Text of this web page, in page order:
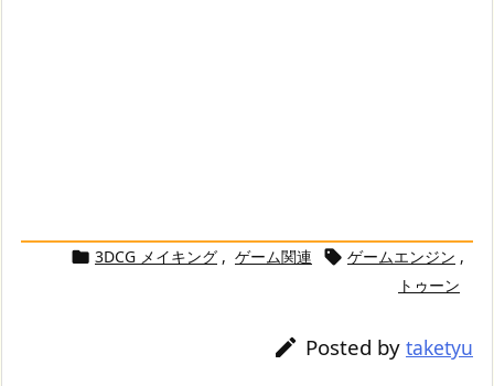
 3DCG メイキング , ゲーム関連  ゲームエンジン ,
トゥーン
 Posted by taketyu